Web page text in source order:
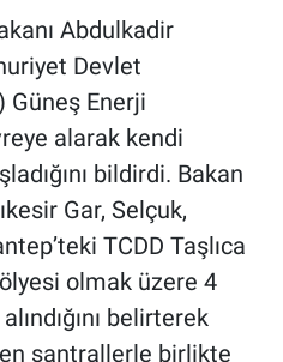
Abdulkadir
Devlet
Güneş Enerji
alarak kendi
bildirdi. Bakan
Gar, Selçuk,
TCDD Taşlıca
olmak üzere 4
belirterek
santrallerle birlikte